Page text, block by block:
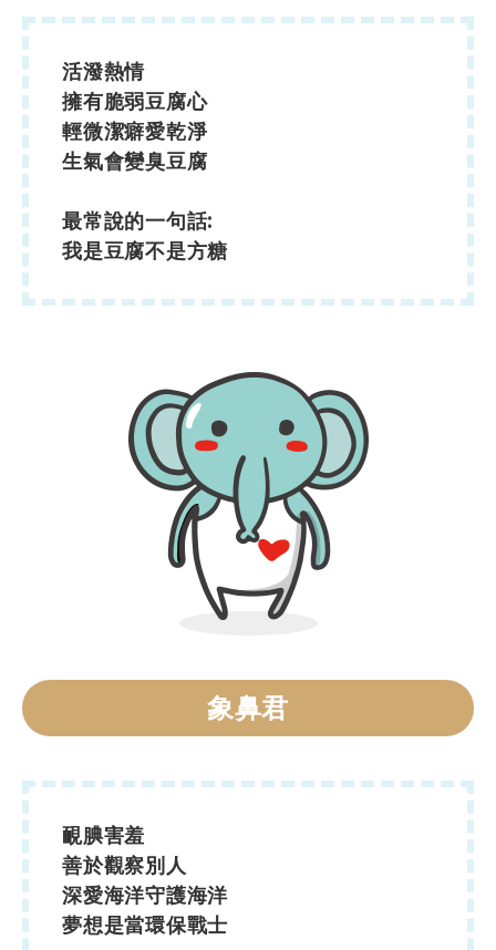
活潑熱情
擁有脆弱豆腐心
輕微潔癖愛乾淨
生氣會變臭豆腐
最常說的一句話:
我是豆腐不是方糖
象鼻君
靦腆害羞
善於觀察別人
深愛海洋守護海洋
夢想是當環保戰士